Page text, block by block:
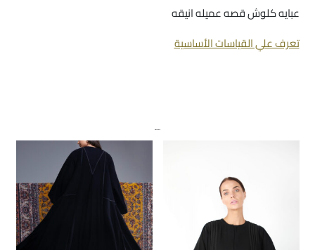
عبايه كلوش قصه عميله انيقه
تعرف علي القياسات الأساسية
منتجات ذات صلة